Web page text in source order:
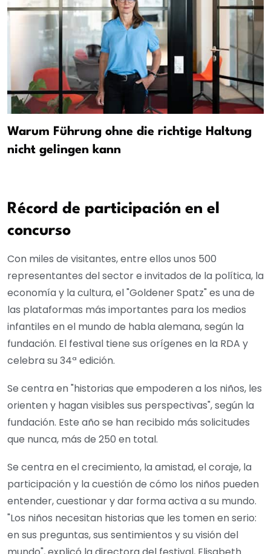
Warum Führung ohne die richtige Haltung
nicht gelingen kann
Récord de participación en el
concurso
Con miles de visitantes, entre ellos unos 500
representantes del sector e invitados de la política, la
economía y la cultura, el "Goldener Spatz" es una de
las plataformas más importantes para los medios
infantiles en el mundo de habla alemana, según la
fundación. El festival tiene sus orígenes en la RDA y
celebra su 34ª edición.
Se centra en "historias que empoderen a los niños, les
orienten y hagan visibles sus perspectivas", según la
fundación. Este año se han recibido más solicitudes
que nunca, más de 250 en total.
Se centra en el crecimiento, la amistad, el coraje, la
participación y la cuestión de cómo los niños pueden
entender, cuestionar y dar forma activa a su mundo.
"Los niños necesitan historias que les tomen en serio:
en sus preguntas, sus sentimientos y su visión del